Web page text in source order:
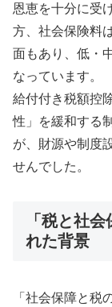
恩恵を十分に受
方、社会保険料
面もあり、低・
なっています。
給付付き税額控
性」を緩和する
が、財源や制度
せんでした。
「税と社
れた背景
「社会保障と税